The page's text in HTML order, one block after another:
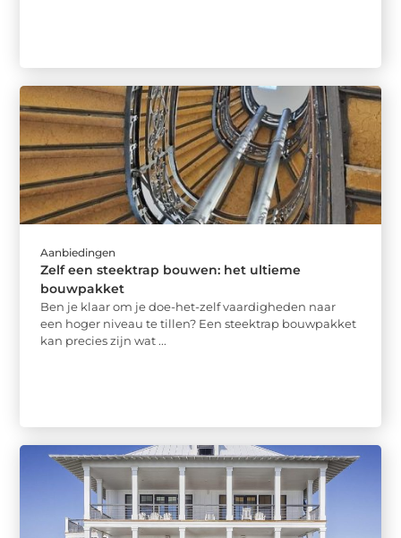
Aanbiedingen
Zelf een steektrap bouwen: het ultieme
bouwpakket
Ben je klaar om je doe-het-zelf vaardigheden naar
een hoger niveau te tillen? Een steektrap bouwpakket
kan precies zijn wat ...